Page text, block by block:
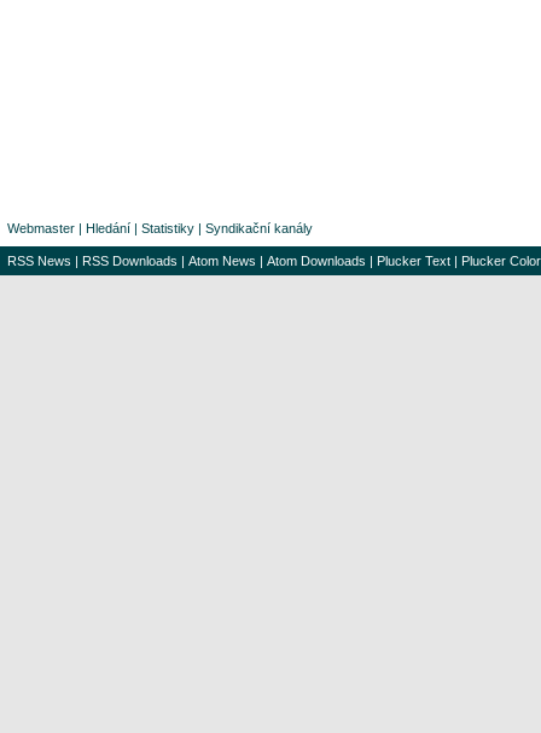
Webmaster | Hledání | Statistiky | Syndikační kanály
RSS News | RSS Downloads | Atom News | Atom Downloads | Plucker Text | Plucker Color